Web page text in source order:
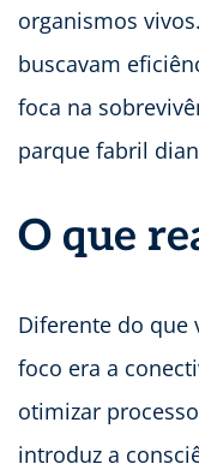
organismos
buscavam
foca na
parque fabril
O que
Diferente do que
foco era a
otimizar
introduz a